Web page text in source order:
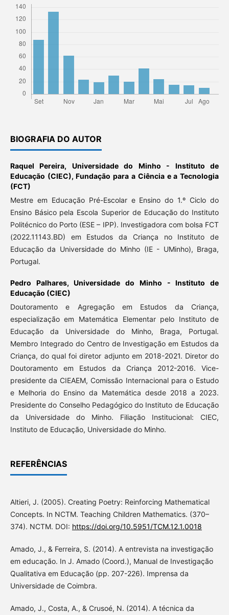
BIOGRAFIA DO AUTOR
Raquel Pereira, Universidade do Minho - Instituto de
Educação (CIEC), Fundação para a Ciência e a Tecnologia
(FCT)
Mestre em Educação Pré-Escolar e Ensino do 1.º Ciclo do
Ensino Básico pela Escola Superior de Educação do Instituto
Politécnico do Porto (ESE – IPP). Investigadora com bolsa FCT
(2022.11143.BD) em Estudos da Criança no Instituto de
Educação da Universidade do Minho (IE - UMinho), Braga,
Portugal.
Pedro Palhares,Universidade do Minho - Instituto de
Educação (CIEC)
Doutoramento e Agregação em Estudos da Criança,
especialização em Matemática Elementar pelo Instituto de
Educação da Universidade do Minho, Braga, Portugal.
Membro Integrado do Centro de Investigação em Estudos da
Criança, do qual foi diretor adjunto em 2018-2021. Diretor do
Doutoramento em Estudos da Criança 2012-2016. Vice-
presidente da CIEAEM, Comissão Internacional para o Estudo
e Melhoria do Ensino da Matemática desde 2018 a 2023.
Presidente do Conselho Pedagógico do Instituto de Educação
da Universidade do Minho. Filiação Institucional: CIEC,
Instituto de Educação, Universidade do Minho.
REFERÊNCIAS
Altieri, J. (2005). Creating Poetry: Reinforcing Mathematical
Concepts. In NCTM. Teaching Children Mathematics. (370–
374). NCTM. DOI: https://doi.org/10.5951/TCM.12.1.0018
Amado, J., & Ferreira, S. (2014). A entrevista na investigação
em educação. In J. Amado (Coord.), Manual de Investigação
Qualitativa em Educação (pp. 207-226). Imprensa da
Universidade de Coimbra.
Amado, J., Costa, A., & Crusoé, N. (2014). A técnica da